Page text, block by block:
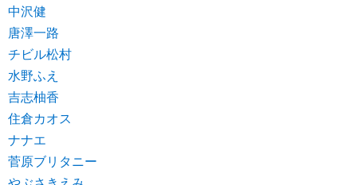
中沢健
唐澤一路
チビル松村
水野ふえ
吉志柚香
住倉カオス
ナナエ
菅原ブリタニー